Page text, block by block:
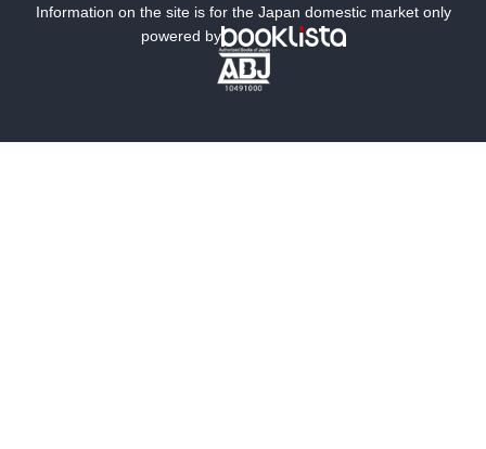
ミステリー SF
文学
Information on the site is for the Japan domestic market only
powered by